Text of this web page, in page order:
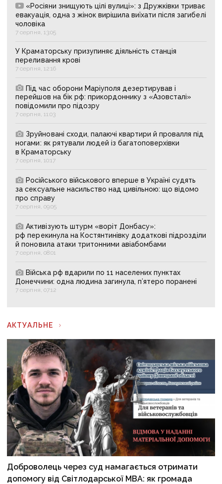
«Росіяни знищують цілі вулиці»: з Дружківки триває
евакуація, одна з жінок вирішила виїхати після загибелі
чоловіка
7 серпня, 13:05
У Краматорську призупиняє діяльність станція
переливання крові
7 серпня, 12:16
Під час оборони Маріуполя дезертирував і
перейшов на бік рф: прикордоннику з «Азовсталі»
повідомили про підозру
7 серпня, 11:03
Зруйновані сходи, палаючі квартири й провалля під
ногами: як рятували людей із багатоповерхівки
в Краматорську
7 серпня, 10:17
Російського військового вперше в Україні судять
за сексуальне насильство над цивільною: що відомо
про справу
7 серпня, 09:05
Активізують штурм «воріт Донбасу»:
рф перекинула на Костянтинівку додаткові підрозділи
й поновила атаки тритонними авіабомбами
7 серпня, 08:01
Війська рф вдарили по 11 населених пунктах
Донеччини: одна людина загинула, п’ятеро поранені
7 серпня, 07:12
АКТУАЛЬНЕ
Доброволець через суд намагається отримати
допомогу від Світлодарської МВА: як громада